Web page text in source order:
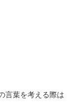
言葉を考える際は